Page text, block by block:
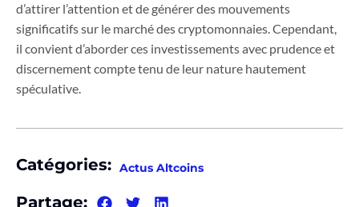
d’attirer l’attention et de générer des mouvements
significatifs sur le marché des cryptomonnaies. Cependant,
il convient d’aborder ces investissements avec prudence et
discernement compte tenu de leur nature hautement
spéculative.
Catégories: Actus Altcoins
Partage: